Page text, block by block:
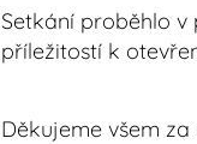
Setkání proběhlo v
příležitostí k
Děkujeme všem